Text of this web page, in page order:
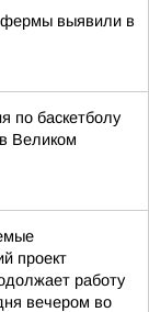
выявили в
по баскетболу
Великом
проект
работу
вечером во